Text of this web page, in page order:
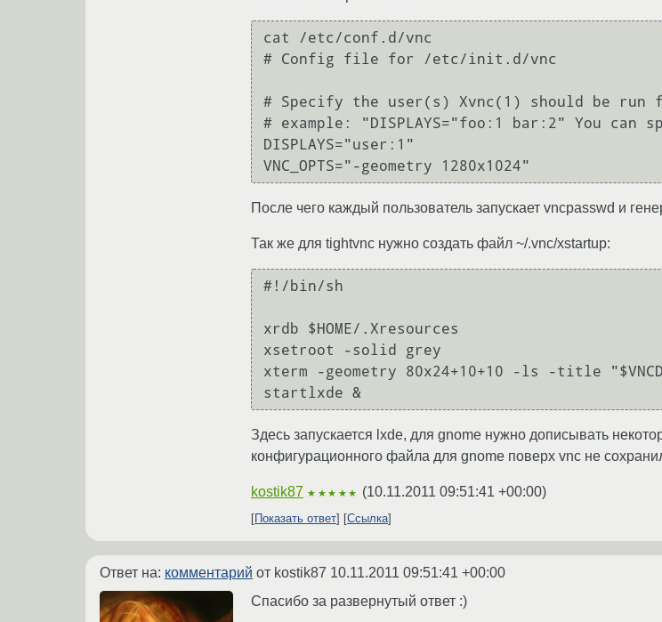
cat /etc/conf.d/vnc
# Config file for /etc/init.d/vnc
# Specify the user(s) Xvnc(1) should be run
# example: "DISPLAYS="foo:1 bar:2" You can
DISPLAYS="user:1"
После чего каждый пользователь запускает vncpasswd и
Так же для tightvnc нужно создать файл ~/.vnc/xstartup:
#!/bin/sh
xrdb $HOME/.Xresources
xsetroot -solid grey
xterm -geometry 80x24+10+10 -ls -title
Здесь запускается lxde, для gnome нужно дописывать
конфигурационного файла для gnome поверх vnc не
kostik87 ★★★★★ (10.11.2011 09:51:41 +00:00)
Показать ответ Ссылка
Ответ на: комментарий от kostik87 10.11.2011 09:51:41 +00:00
Спасибо за развернутый ответ :)